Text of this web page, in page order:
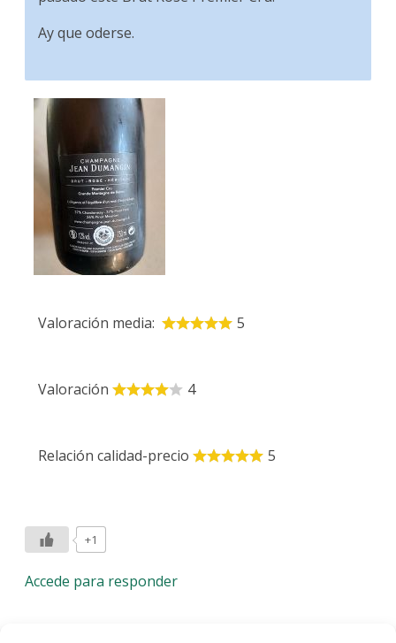
Ay que oderse.
Valoración media: 5
Valoración 4
Relación calidad-precio 5
+1
Accede para responder